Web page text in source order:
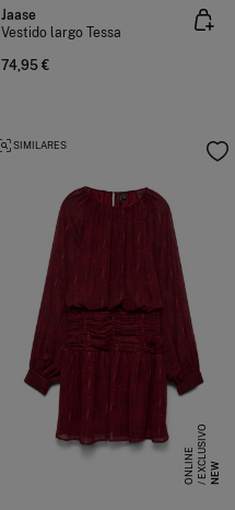
Jaase
Vestido largo Tessa
74,95 €
NEW
E
X
C
L
US
I
V
O
O
N
L
I
N
E
SIMILARES